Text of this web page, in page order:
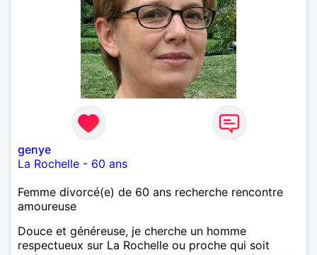
genye
La Rochelle - 60 ans
Femme divorcé(e) de 60 ans recherche rencontre
amoureuse
Douce et généreuse, je cherche un homme
respectueux sur La Rochelle ou proche qui soit